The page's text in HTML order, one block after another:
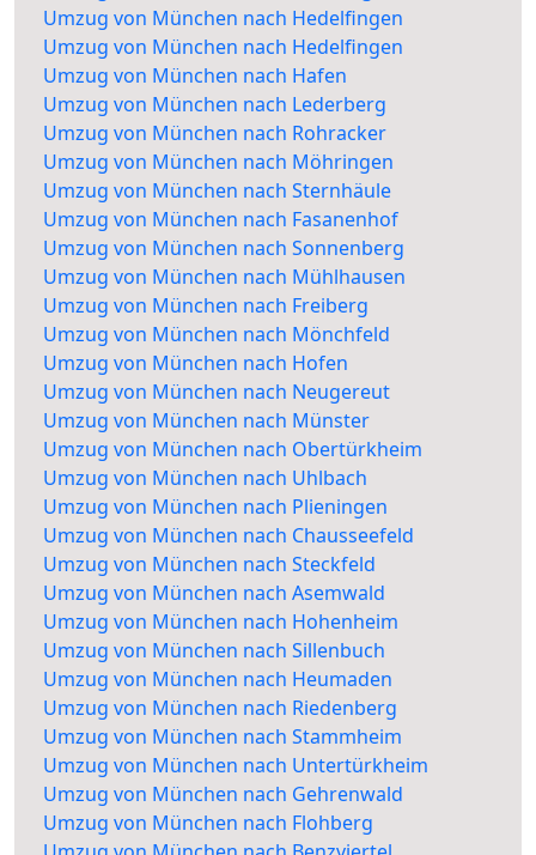
Umzug von München nach Hedelfingen
Umzug von München nach Hedelfingen
Umzug von München nach Hafen
Umzug von München nach Lederberg
Umzug von München nach Rohracker
Umzug von München nach Möhringen
Umzug von München nach Sternhäule
Umzug von München nach Fasanenhof
Umzug von München nach Sonnenberg
Umzug von München nach Mühlhausen
Umzug von München nach Freiberg
Umzug von München nach Mönchfeld
Umzug von München nach Hofen
Umzug von München nach Neugereut
Umzug von München nach Münster
Umzug von München nach Obertürkheim
Umzug von München nach Uhlbach
Umzug von München nach Plieningen
Umzug von München nach Chausseefeld
Umzug von München nach Steckfeld
Umzug von München nach Asemwald
Umzug von München nach Hohenheim
Umzug von München nach Sillenbuch
Umzug von München nach Heumaden
Umzug von München nach Riedenberg
Umzug von München nach Stammheim
Umzug von München nach Untertürkheim
Umzug von München nach Gehrenwald
Umzug von München nach Flohberg